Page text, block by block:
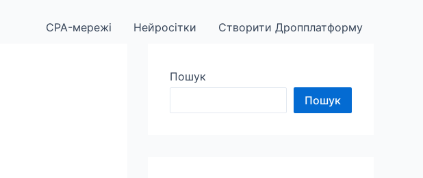
CPA-мережі Нейросітки Створити Дропплатформу
Пошук
Пошук